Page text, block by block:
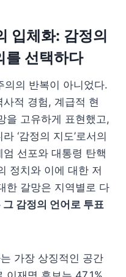
입체화: 감정의
를 선택하다
의 반복이 아니었다.
적 경험, 계급적 현
을 고유하게 표현했고,
‘감정의 지도’로서의
선포와 대통령 탄핵
정치와 이에 대한 저
한 갈망은 지역별로 다
감정의 언어로 투표
가장 상징적인 공간